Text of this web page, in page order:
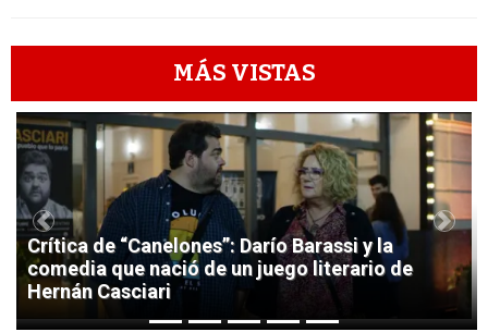
MÁS VISTAS
1
Crítica de “Canelones”: Darío Barassi y la
comedia que nació de un juego literario de
Hernán Casciari
Previous Next